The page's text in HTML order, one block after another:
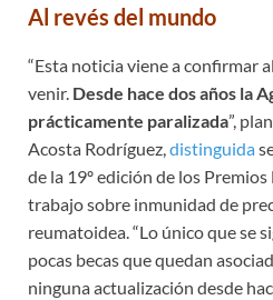
Al revés del mundo
“Esta noticia viene a confirmar
venir. Desde hace dos años la
prácticamente paralizada”,
Acosta Rodríguez,distinguida
de la 19º edición de los Premios
trabajo sobre inmunidad de
reumatoidea. “Lo único que se
pocas becas que quedan
ninguna actualización desde